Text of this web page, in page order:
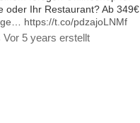
oder Ihr Restaurant? Ab 349€
https://t.co/pdzajoLNMf
Vor 5 years erstellt